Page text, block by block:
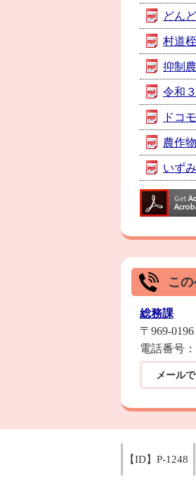
どん
村道
抑制
令和
ドコ
農作
いず
こ
総務課
〒969-
電話番号：
メール
【ID】 P-1248